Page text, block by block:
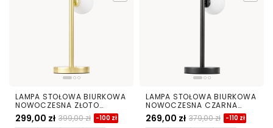
LAMPA STOŁOWA BIURKOWA
NOWOCZESNA ZŁOTO
KLASYCZNE BIAŁE KULE
MARSIADA 3
299,00 zł 399,00 zł -100 zł
LAMPA STOŁOWA BIURKOWA
NOWOCZESNA CZARNA
BIAŁE KULE MARSIADA 3
269,00 zł 379,00 zł -110 zł